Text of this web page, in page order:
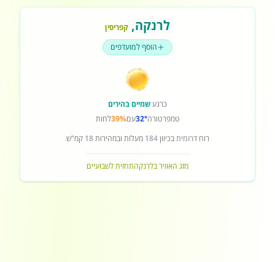
לרנקה, קפריסין
הוסף למועדפים
כרגעשמיים בהירים
טמפרטורה32°עם39%לחות
רוחדרומיתבכיוון184 מעלות ובמהירות18 קמ"ש
מזג האוויר בלרנקהתחזית לשבועיים